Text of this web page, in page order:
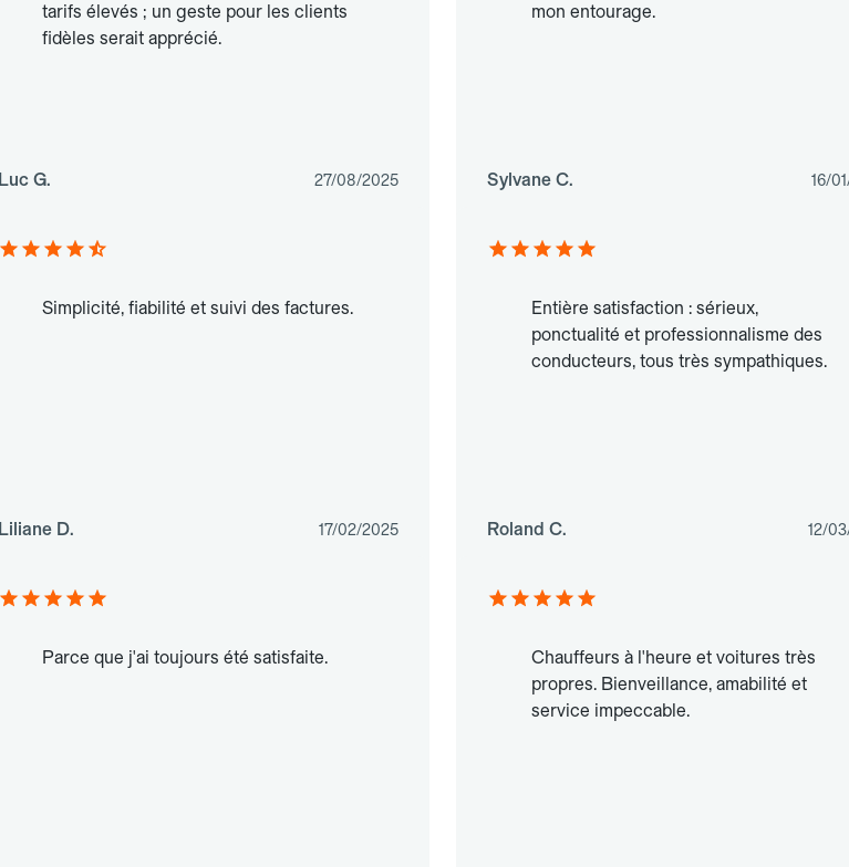
tarifs élevés ; un geste pour les clients
fidèles serait apprécié.
Luc G. 27/08/2025
mon entourage.
Sylvane C. 16/
Simplicité, fiabilité et suivi des factures.
Liliane D. 17/02/2025
Entière satisfaction : sérieux,
ponctualité et professionnalisme des
conducteurs, tous très sympathiques.
Roland C. 12/
Parce que j'ai toujours été satisfaite.
Chauffeurs à l'heure et voitures très
propres. Bienveillance, amabilité et
service impeccable.